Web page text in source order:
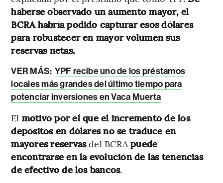
haberse observado un aumento mayor, el
BCRA habría podido capturar esos dólares
para robustecer en mayor volumen sus
reservas netas.
VER MÁS: YPF recibe uno de los préstamos
locales más grandes del último tiempo para
potenciar inversiones en Vaca Muerta
El motivo por el que el incremento de los
depósitos en dólares no se traduce en
mayores reservasdel BCRApuede
encontrarse en la evolución de las tenencias
de efectivo de los bancos.